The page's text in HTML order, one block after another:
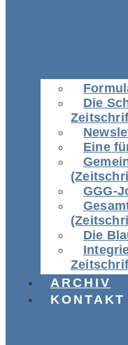
Die
Eine
GGG-
Die
ARCHIV
KONTAKT